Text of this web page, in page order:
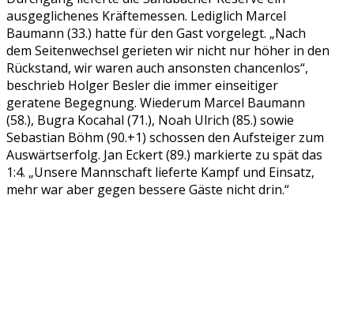
ausgeglichenes Kräftemessen. Lediglich Marcel
Baumann (33.) hatte für den Gast vorgelegt. „Nach
dem Seitenwechsel gerieten wir nicht nur höher in den
Rückstand, wir waren auch ansonsten chancenlos“,
beschrieb Holger Besler die immer einseitiger
geratene Begegnung. Wiederum Marcel Baumann
(58.), Bugra Kocahal (71.), Noah Ulrich (85.) sowie
Sebastian Böhm (90.+1) schossen den Aufsteiger zum
Auswärtserfolg. Jan Eckert (89.) markierte zu spät das
1:4. „Unsere Mannschaft lieferte Kampf und Einsatz,
mehr war aber gegen bessere Gäste nicht drin.“